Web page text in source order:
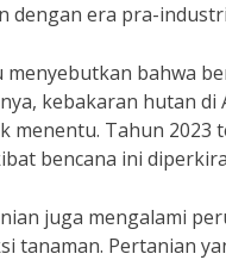
dengan era pra-
bahwa
kebakaran hutan
menentu. Tahun
bencana ini
juga mengalami
tanaman. Pertanian